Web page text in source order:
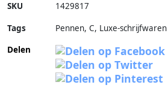
SKU 1429817
Tags
Pennen, C, Luxe-schrijfwaren
Delen